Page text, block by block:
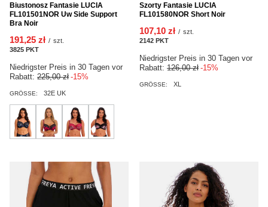
Biustonosz Fantasie LUCIA
FL101501NOR Uw Side Support
Bra Noir
191,25 zł / szt.
3825 PKT
Niedrigster Preis in 30 Tagen vor
Rabatt: 225,00 zł -15%
GRÖSSE: 32E UK
Szorty Fantasie LUCIA
FL101580NOR Short Noir
107,10 zł / szt.
2142 PKT
Niedrigster Preis in 30 Tagen vor
Rabatt: 126,00 zł -15%
GRÖSSE: XL